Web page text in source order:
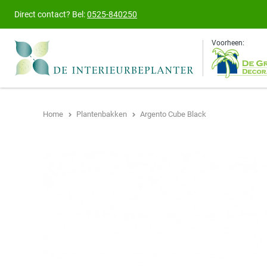
Direct contact? Bel:0525-840250
Voorheen:
Home Plantenbakken Argento Cube Black